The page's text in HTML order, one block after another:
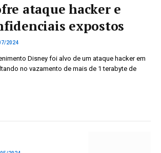
ataque hacker e
expostos
2024
Disney foi alvo de um ataque hacker em
no vazamento de mais de 1 terabyte de